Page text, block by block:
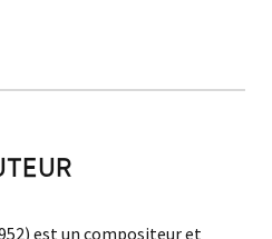
est un compositeur et